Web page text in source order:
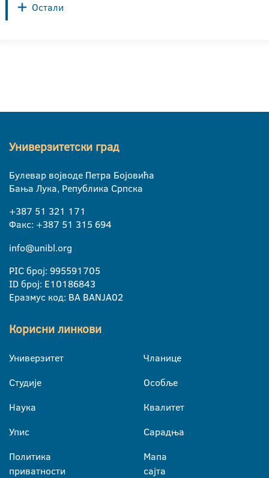
Остали
Универзитетски град
Булевар војводе Петра Бојовића
Бања Лука, Република Српска
+387 51 321 171
Факс: +387 51 315 694
info@unibl.org
PIC број: 995591705
ID број: E10186843
Еразмус код: BA BANJA02
Корисни линкови
Универзитет
Студије
Наука
Упис
Политика
приватности
Чланице
Особље
Квалитет
Сарадња
Мапа
сајта